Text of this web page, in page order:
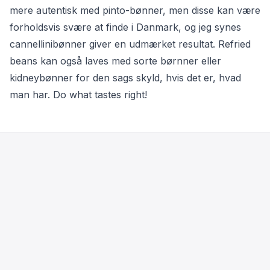
mere autentisk med pinto-bønner, men disse kan være
forholdsvis svære at finde i Danmark, og jeg synes
cannellinibønner giver en udmærket resultat. Refried
beans kan også laves med sorte børnner eller
kidneybønner for den sags skyld, hvis det er, hvad
man har. Do what tastes right!